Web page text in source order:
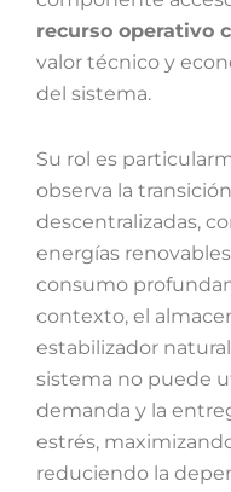
recurso operativo
valor técnico y
del sistema.
Su rol es
observa la
descentralizadas,
energías
consumo
contexto, el
estabilizador
sistema no puede
demanda y la
estrés,
reduciendo la